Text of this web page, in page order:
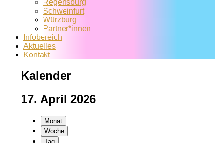
Regensburg
Schweinfurt
Würzburg
Partner*innen
Infobereich
Aktuelles
Kontakt
Kalender
17. April 2026
Monat
Woche
Tag